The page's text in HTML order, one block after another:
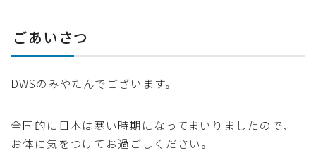
ごあいさつ
DWSのみやたんでございます。
全国的に日本は寒い時期になってまいりましたので、
お体に気をつけてお過ごしください。